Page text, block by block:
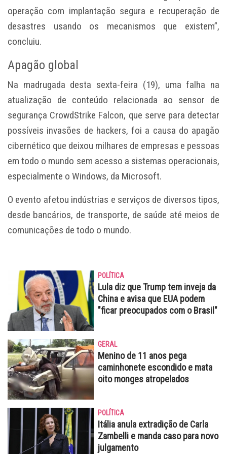
operação com implantação segura e recuperação de
desastres usando os mecanismos que existem”,
concluiu.
Apagão global
Na madrugada desta sexta-feira (19), uma falha na
atualização de conteúdo relacionada ao sensor de
segurança CrowdStrike Falcon, que serve para detectar
possíveis invasões de hackers, foi a causa do apagão
cibernético que deixou milhares de empresas e pessoas
em todo o mundo sem acesso a sistemas operacionais,
especialmente o Windows, da Microsoft.
O evento afetou indústrias e serviços de diversos tipos,
desde bancários, de transporte, de saúde até meios de
comunicações de todo o mundo.
POLÍTICA
Lula diz que Trump tem inveja da
China e avisa que EUA podem
"ficar preocupados com o Brasil"
GERAL
Menino de 11 anos pega
caminhonete escondido e mata
oito monges atropelados
POLÍTICA
Itália anula extradição de Carla
Zambelli e manda caso para novo
julgamento